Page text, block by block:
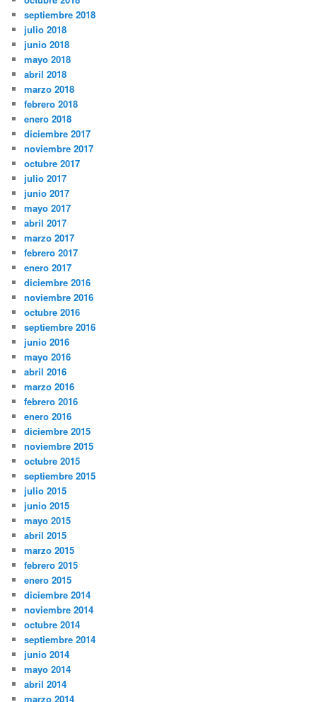
septiembre 2018
julio 2018
junio 2018
mayo 2018
abril 2018
marzo 2018
febrero 2018
enero 2018
diciembre 2017
noviembre 2017
octubre 2017
julio 2017
junio 2017
mayo 2017
abril 2017
marzo 2017
febrero 2017
enero 2017
diciembre 2016
noviembre 2016
octubre 2016
septiembre 2016
junio 2016
mayo 2016
abril 2016
marzo 2016
febrero 2016
enero 2016
diciembre 2015
noviembre 2015
octubre 2015
septiembre 2015
julio 2015
junio 2015
mayo 2015
abril 2015
marzo 2015
febrero 2015
enero 2015
diciembre 2014
noviembre 2014
octubre 2014
septiembre 2014
junio 2014
mayo 2014
abril 2014
marzo 2014